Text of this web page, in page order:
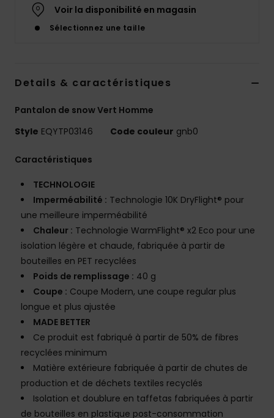
Voir la disponibilité en magasin
Sélectionnez une taille
Details & caractéristiques
Pantalon de snow Vert Homme
Style EQYTP03146 Code couleur gnb0
Caractéristiques
TECHNOLOGIE
Imperméabilité : Technologie 10K DryFlight® pour
une meilleure imperméabilité
Chaleur : Technologie WarmFlight® x2 Eco pour une
isolation légère et chaude, fabriquée à partir de
bouteilles en PET recyclées
Poids de remplissage : 40 g
Coupe : Coupe Modern, une coupe regular plus
longue et plus ajustée
MADE BETTER
Ce produit est fabriqué à partir de 50% de fibres
recyclées minimum
Matière extérieure fabriquée à partir de chutes de
production et de déchets textiles recyclés
Isolation et doublure en taffetas fabriquées à partir
de bouteilles en plastique post-consommation